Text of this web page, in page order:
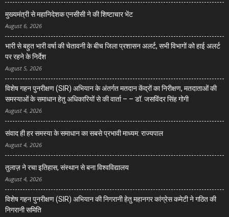
मुख्यमंत्री से महानिदेशक एनसीसी ने की शिष्टाचार भेंट
August 6, 2026
भारी से बहुत भारी वर्षा की चेतावनी के बीच जिला प्रशासन अलर्ट, सभी विभागों को हाई अलर्ट
पर रहने के निर्देश
August 5, 2026
विशेष गहन पुनरीक्षण (SIR) अभियान के अंतर्गत मतदान केंद्रों का निरीक्षण, मतदाताओं की
समस्याओं के समाधान हेतु अधिकारियों से की वार्ता – – डॉ. जसविंदर सिंह गोगी
August 4, 2026
संवाद ही हर समस्या के समाधान का सबसे प्रभावी माध्यम: राज्यपाल
August 4, 2026
तुलाज़ ने रचा इतिहास, संस्थान से बना विश्वविद्यालय
August 4, 2026
विशेष गहन पुनरीक्षण (SIR) अभियान की निगरानी हेतु महानगर कांग्रेस कमेटी ने गठित की
निगरानी समिति